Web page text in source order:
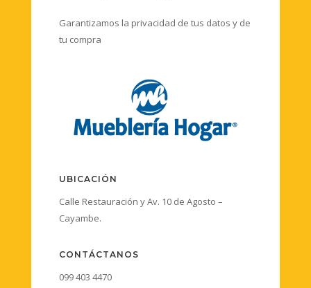
Garantizamos la privacidad de tus datos y de
tu compra
UBICACIÓN
Calle Restauración y Av. 10 de Agosto –
Cayambe.
CONTÁCTANOS
099 403 4470